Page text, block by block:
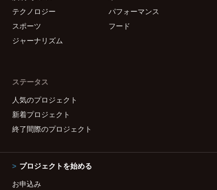
テクノロジー
パフォーマンス
スポーツ
フード
ジャーナリズム
ステータス
人気のプロジェクト
新着プロジェクト
終了間際のプロジェクト
プロジェクトを始める
お申込み